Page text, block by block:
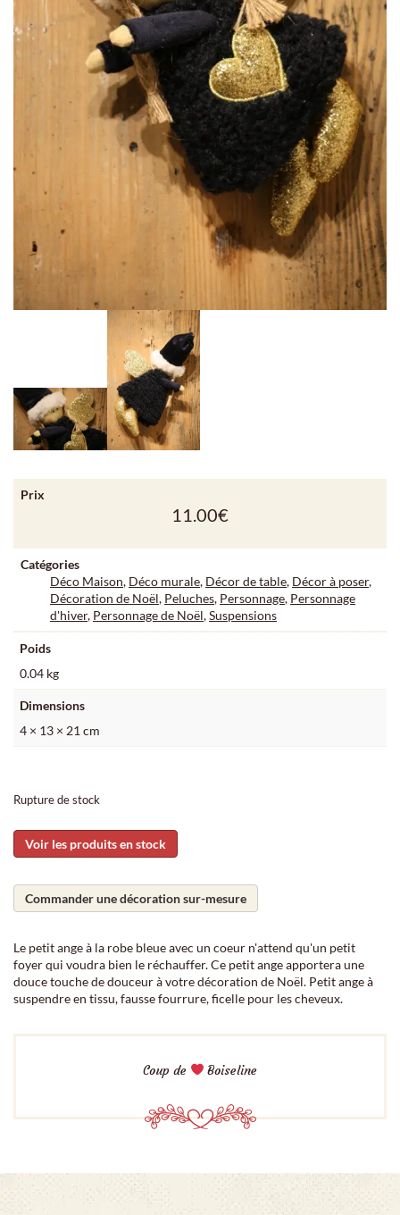
Prix
11.00€
Catégories
Déco Maison, Déco murale, Décor de table, Décor à poser,
Décoration de Noël, Peluches, Personnage, Personnage
d'hiver, Personnage de Noël,Suspensions
Poids
0.04 kg
Dimensions
4 × 13 × 21 cm
Rupture de stock
Voir les produits en stock
Commander une décoration sur-mesure
Le petit ange à la robe bleue avec un coeur n'attend qu'un petit
foyer qui voudra bien le réchauffer. Ce petit ange apportera une
douce touche de douceur à votre décoration de Noël. Petit ange à
suspendre en tissu, fausse fourrure, ficelle pour les cheveux.
Coup de Boiseline